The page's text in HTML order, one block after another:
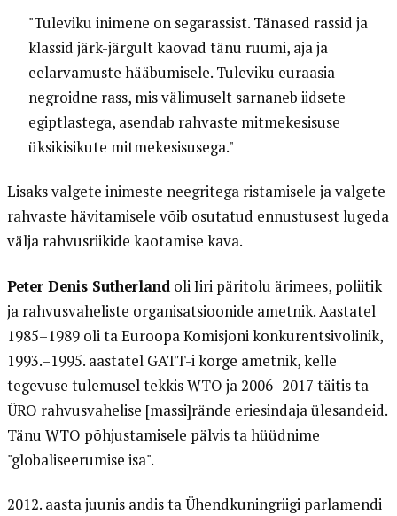
"Tuleviku inimene on segarassist. Tänased rassid ja
klassid järk-järgult kaovad tänu ruumi, aja ja
eelarvamuste hääbumisele. Tuleviku euraasia-
negroidne rass, mis välimuselt sarnaneb iidsete
egiptlastega, asendab rahvaste mitmekesisuse
üksikisikute mitmekesisusega."
Lisaks valgete inimeste neegritega ristamisele ja valgete
rahvaste hävitamisele võib osutatud ennustusest lugeda
välja rahvusriikide kaotamise kava.
Peter Denis Sutherlandoli Iiri päritolu ärimees, poliitik
ja rahvusvaheliste organisatsioonide ametnik. Aastatel
1985–1989 oli ta Euroopa Komisjoni konkurentsivolinik,
1993.–1995. aastatel GATT-i kõrge ametnik, kelle
tegevuse tulemusel tekkis WTO ja 2006–2017 täitis ta
ÜRO rahvusvahelise [massi]rände eriesindaja ülesandeid.
Tänu WTO põhjustamisele pälvis ta hüüdnime
"globaliseerumise isa".
2012. aasta juunis andis ta Ühendkuningriigi parlamendi